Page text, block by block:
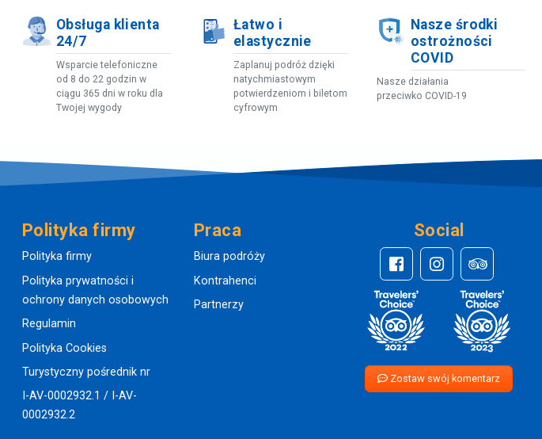
Obsługa klienta
24/7
Wsparcie telefoniczne
od 8 do 22 godzin w
ciągu 365 dni w roku dla
Twojej wygody
Łatwo i
elastycznie
Zaplanuj podróż dzięki
natychmiastowym
potwierdzeniom i biletom
cyfrowym
Nasze środki
ostrożności
COVID
Nasze działania
przeciwko COVID-19
Polityka firmy
Polityka firmy
Polityka prywatności i
ochrony danych osobowych
Regulamin
Polityka Cookies
Turystyczny pośrednik nr
I-AV-0002932.1 / I-AV-
0002932.2
Praca
Biura podróży
Kontrahenci
Partnerzy
Social
Zostaw swój komentarz